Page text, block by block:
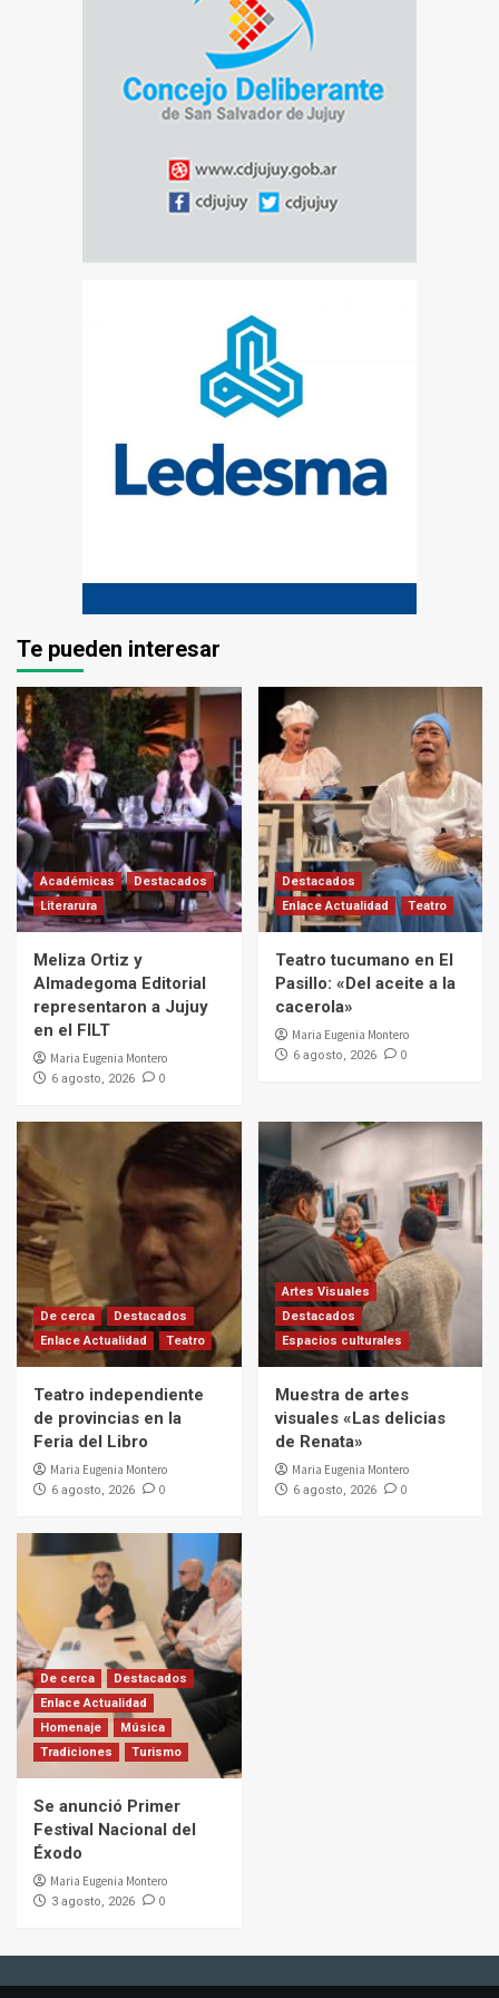
Te pueden interesar
Académicas
Destacados
Literarura
Meliza Ortiz y
Almadegoma Editorial
representaron a Jujuy
en el FILT
Maria Eugenia Montero
6 agosto, 2026 0
Destacados
Enlace Actualidad
Teatro
Teatro tucumano en El
Pasillo: «Del aceite a la
cacerola»
Maria Eugenia Montero
6 agosto, 2026 0
De cerca
Destacados
Enlace Actualidad
Teatro
Teatro independiente
de provincias en la
Feria del Libro
Maria Eugenia Montero
6 agosto, 2026 0
Artes Visuales
Destacados
Espacios culturales
Muestra de artes
visuales «Las delicias
de Renata»
Maria Eugenia Montero
6 agosto, 2026 0
De cerca
Destacados
Enlace Actualidad
Homenaje
Música
Tradiciones
Turismo
Se anunció Primer
Festival Nacional del
Éxodo
Maria Eugenia Montero
3 agosto, 2026 0